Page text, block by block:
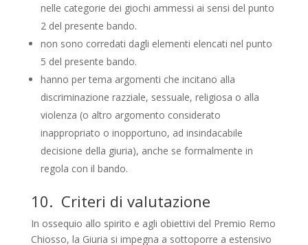
nelle categorie dei giochi ammessi ai sensi del punto
2 del presente bando.
non sono corredati dagli elementi elencati nel punto
5 del presente bando.
hanno per tema argomenti che incitano alla
discriminazione razziale, sessuale, religiosa o alla
violenza (o altro argomento considerato
inappropriato o inopportuno, ad insindacabile
decisione della giuria), anche se formalmente in
regola con il bando.
10. Criteri di valutazione
In ossequio allo spirito e agli obiettivi del Premio Remo
Chiosso, la Giuria si impegna a sottoporre a estensivo